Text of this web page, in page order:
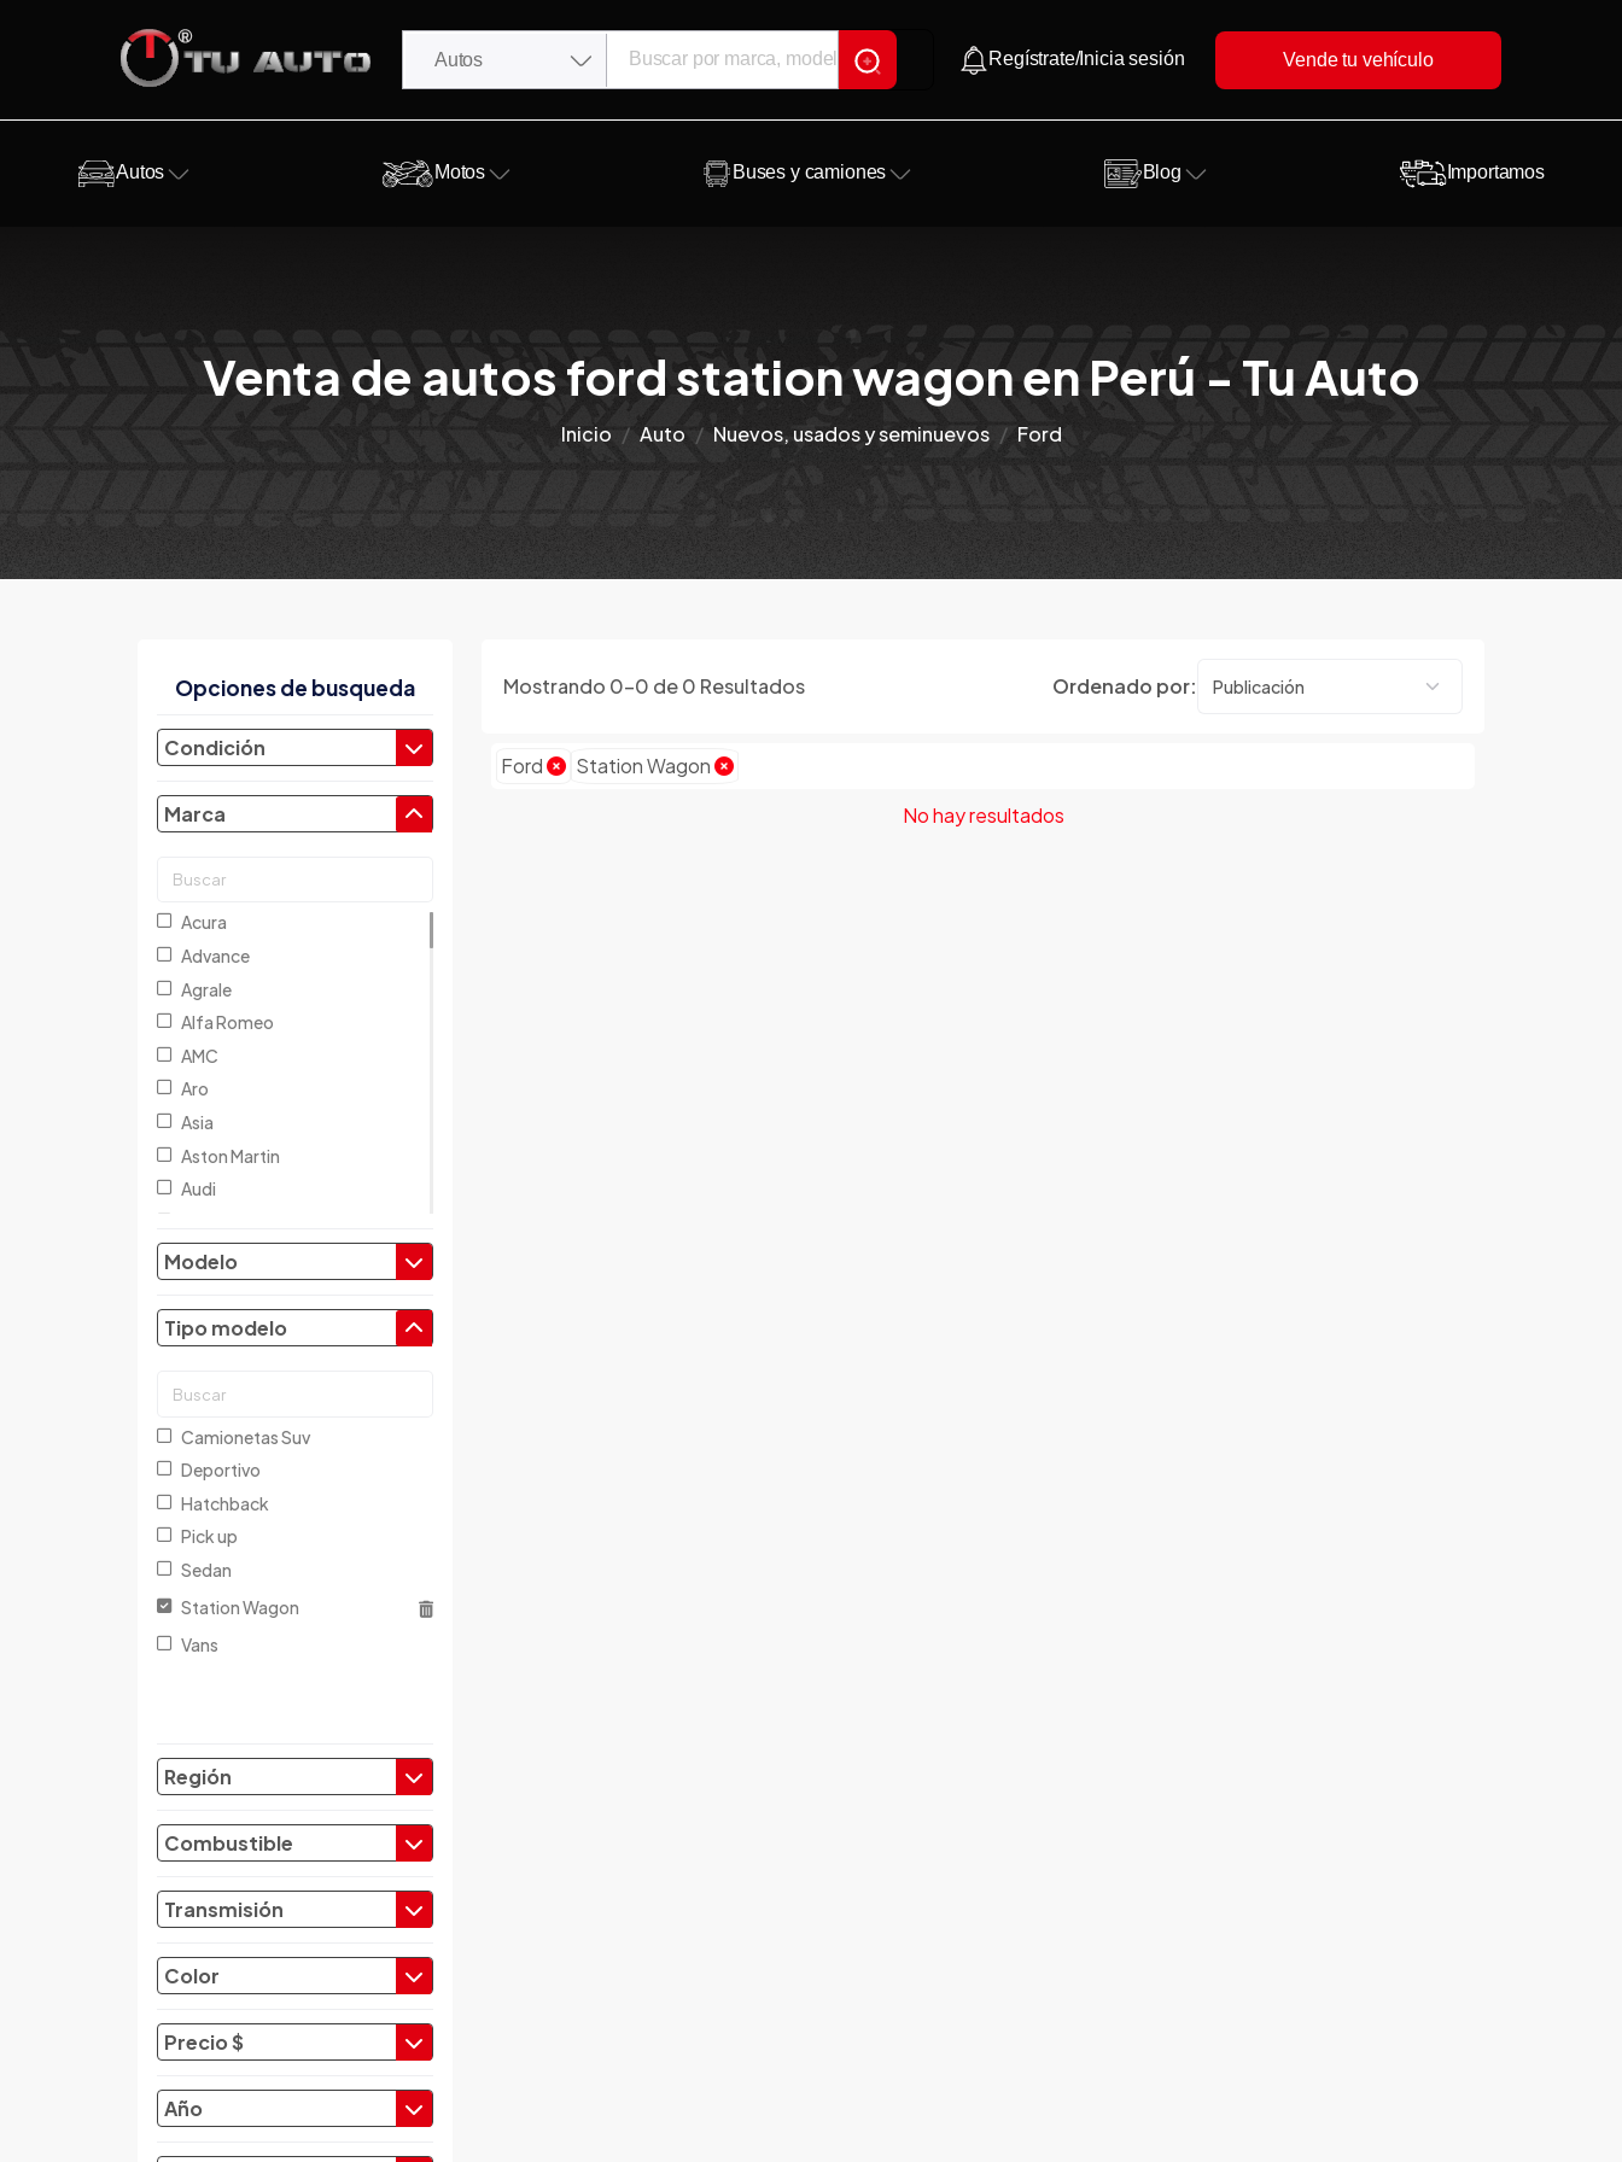
Regístrate/Inicia sesión Vende tu vehículo
Autos Motos Buses y camiones Blog Importamos
Venta de autos ford station wagon en Perú - Tu Auto
Inicio Auto Nuevos, usados y seminuevos Ford
Opciones de busqueda
Condición
Marca
Acura
Advance
Agrale
Alfa Romeo
AMC
Aro
Asia
Aston Martin
Audi
Baic
Bentley
Brilliance
Changhe
Chery
Citroen
Cupra
Dacia
Daewoo
Daf
Daihatsu
Datsun
Dayun
Derbi
Dfsk
Dmc
Dodge
Dongfeng
Modelo
Tipo modelo
Camionetas Suv
Deportivo
Hatchback
Pick up
Sedan
Station Wagon
Vans
Región
Combustible
Transmisión
Color
Precio $
Año
Mostrando 0-0 de0 Resultados Ordenado por:
Ford
Station Wagon
No hay resultados